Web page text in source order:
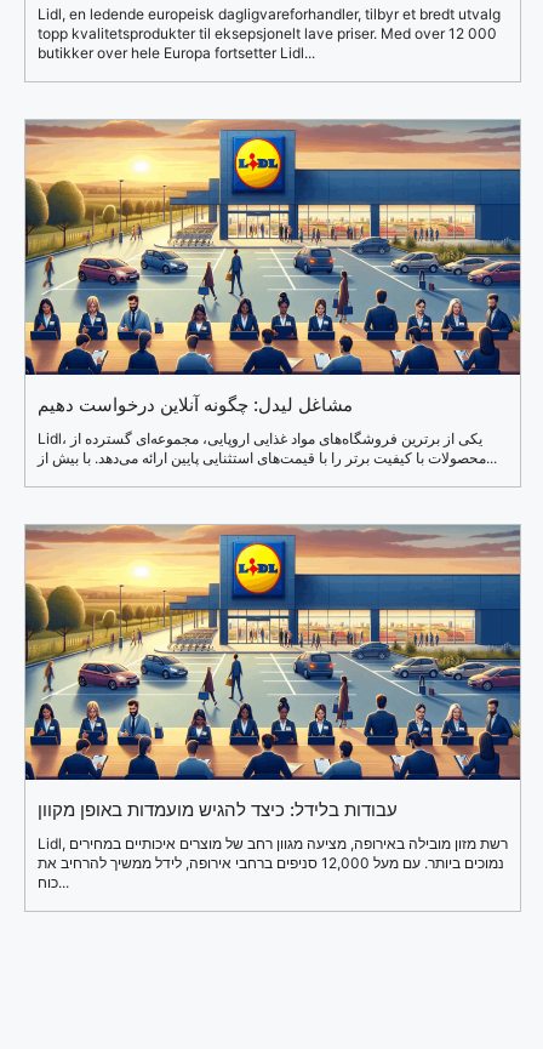
Lidl, en ledende europeisk dagligvareforhandler, tilbyr et bredt utvalg
topp kvalitetsprodukter til eksepsjonelt lave priser. Med over 12 000
butikker over hele Europa fortsetter Lidl...
مشاغل لیدل: چگونه آنلاین درخواست دهیم
Lidl، یکی از برترین فروشگاه‌های مواد غذایی اروپایی، مجموعه‌ای گسترده از
محصولات با کیفیت برتر را با قیمت‌های استثنایی پایین ارائه می‌دهد. با بیش از...
עבודות בלידל: כיצד להגיש מועמדות באופן מקוון
Lidl, רשת מזון מובילה באירופה, מציעה מגוון רחב של מוצרים איכותיים במחירים
נמוכים ביותר. עם מעל 12,000 סניפים ברחבי אירופה, לידל ממשיך להרחיב את
כוח...